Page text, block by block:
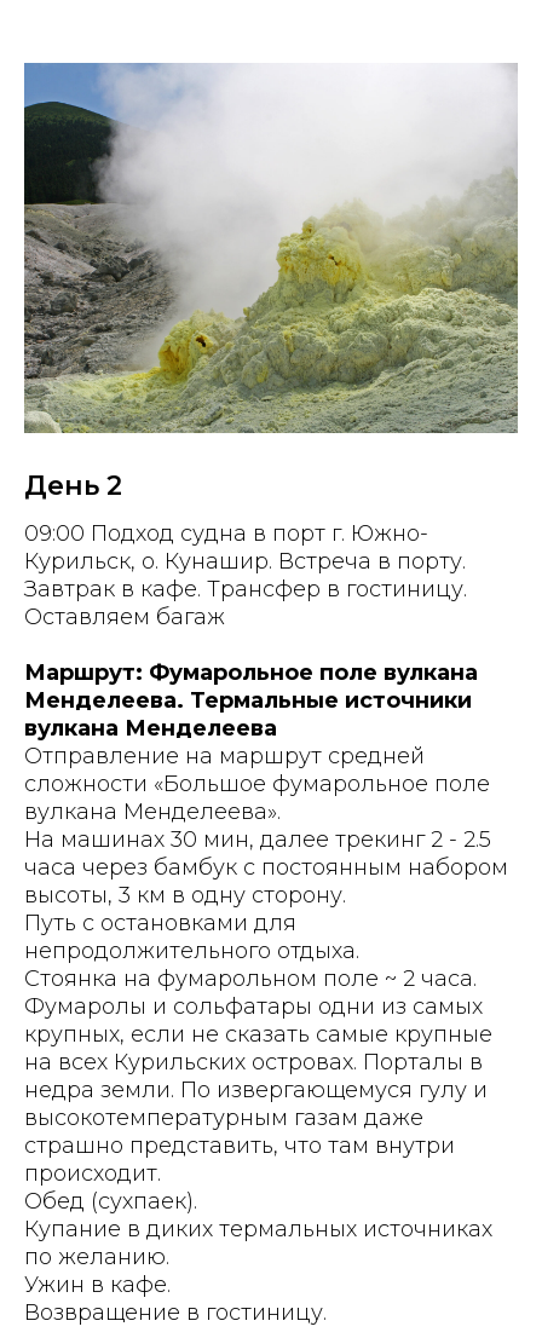
День 2
09:00 Подход судна в порт г. Южно-
Курильск, о. Кунашир. Встреча в порту.
Завтрак в кафе. Трансфер в гостиницу.
Оставляем багаж
Маршрут: Фумарольное поле вулкана
Менделеева. Термальные источники
вулкана Менделеева
Отправление на маршрут средней
сложности «Большое фумарольное поле
вулкана Менделеева».
На машинах 30 мин, далее трекинг 2 - 2.5
часа через бамбук с постоянным набором
высоты, 3 км в одну сторону.
Путь с остановками для
непродолжительного отдыха.
Стоянка на фумарольном поле ~ 2 часа.
Фумаролы и сольфатары одни из самых
крупных, если не сказать самые крупные
на всех Курильских островах. Порталы в
недра земли. По извергающемуся гулу и
высокотемпературным газам даже
страшно представить, что там внутри
происходит.
Обед (сухпаек).
Купание в диких термальных источниках
по желанию.
Ужин в кафе.
Возвращение в гостиницу.